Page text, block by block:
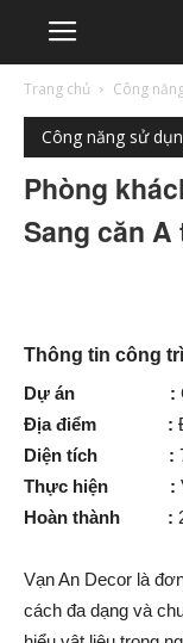
Trang chủ Công
Công năng sử
Phòng
Sang căn
Thông tin công
Dự án :
Địa điểm :
Diện tích :
Thực hiện :
Hoàn thành :
Vạn An Decor là
cách đa dạng và